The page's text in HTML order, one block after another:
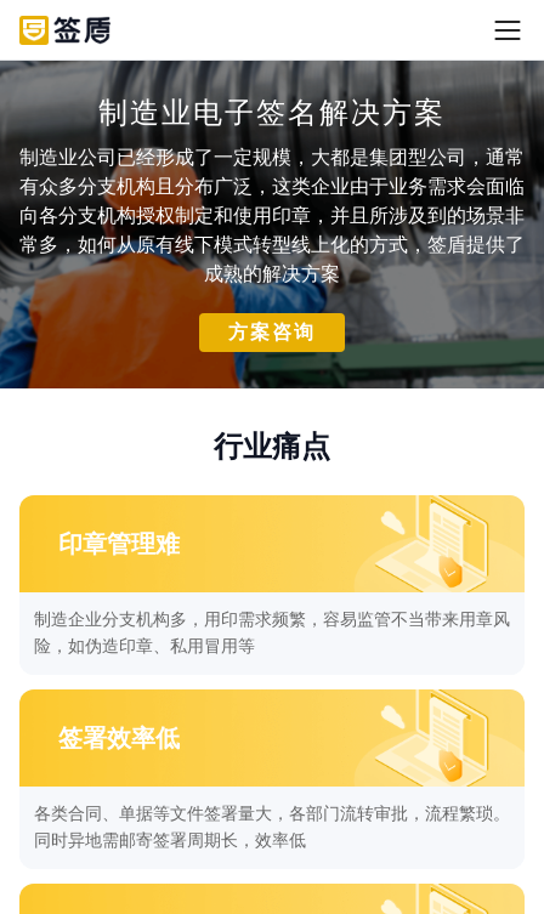
制造业电子签名解决方案
制造业公司已经形成了一定规模，大都是集团型公司，通常
有众多分支机构且分布广泛，这类企业由于业务需求会面临
向各分支机构授权制定和使用印章，并且所涉及到的场景非
常多，如何从原有线下模式转型线上化的方式，签盾提供了
成熟的解决方案
方案咨询
行业痛点
印章管理难
制造企业分支机构多，用印需求频繁，容易监管不当带来用章风
险，如伪造印章、私用冒用等
签署效率低
各类合同、单据等文件签署量大，各部门流转审批，流程繁琐。
同时异地需邮寄签署周期长，效率低